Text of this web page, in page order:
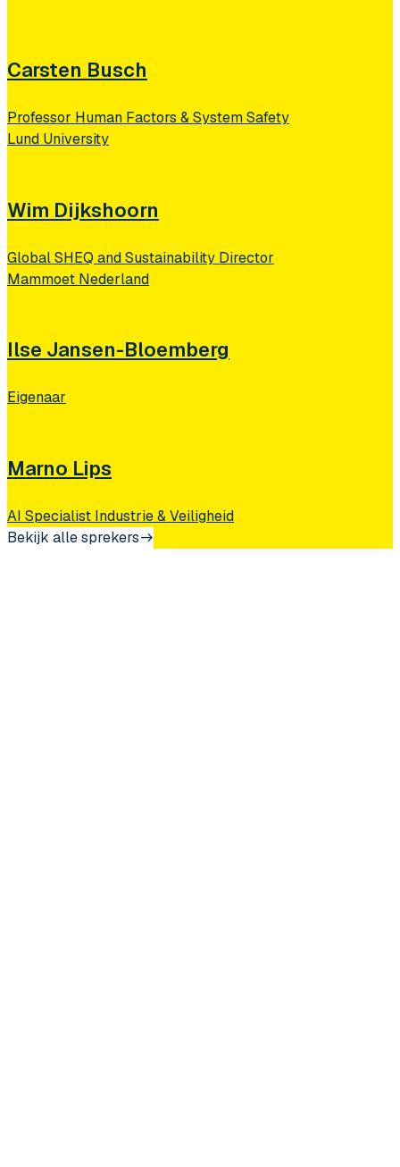
Carsten Busch
Professor Human Factors & System Safety
Lund University
Wim Dijkshoorn
Global SHEQ and Sustainability Director
Mammoet Nederland
Ilse Jansen-Bloemberg
Eigenaar
Marno Lips
AI Specialist Industrie & Veiligheid
Bekijk alle sprekers